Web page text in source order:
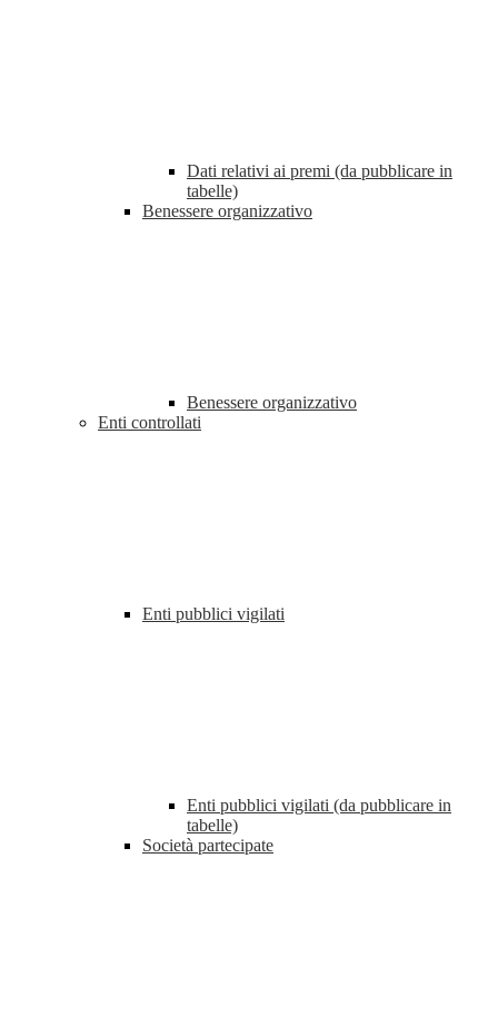
Dati relativi ai premi (da pubblicare in
tabelle)
Benessere organizzativo
Benessere organizzativo
Enti controllati
Enti pubblici vigilati
Enti pubblici vigilati (da pubblicare in
tabelle)
Società partecipate